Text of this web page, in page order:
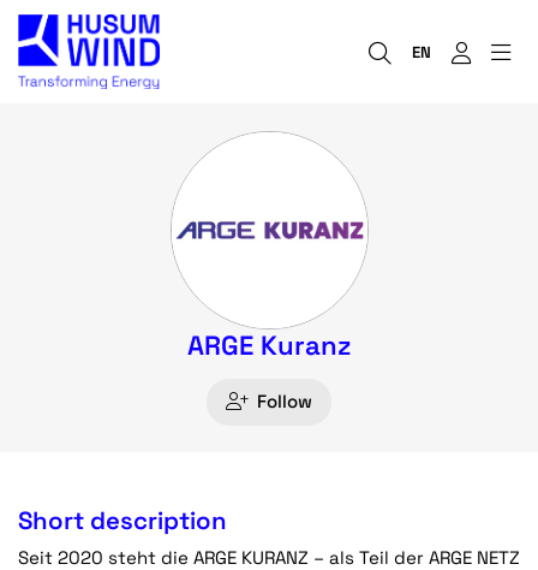
EN
ARGE Kuranz
Follow
Short description
Seit 2020 steht die ARGE KURANZ – als Teil der ARGE NETZ